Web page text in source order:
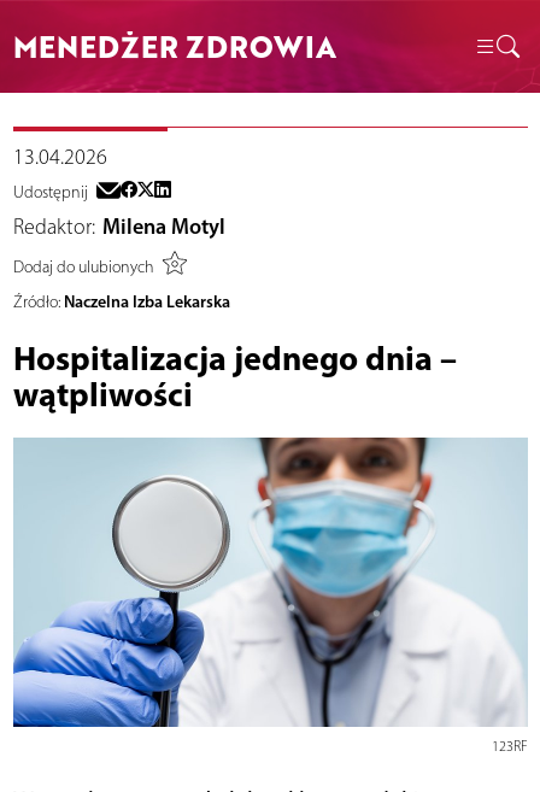
MENEDŻER ZDROWIA
13.04.2026
Udostępnij
Redaktor: Milena Motyl
Dodaj do ulubionych
Źródło: Naczelna Izba Lekarska
Hospitalizacja jednego dnia –
wątpliwości
123RF